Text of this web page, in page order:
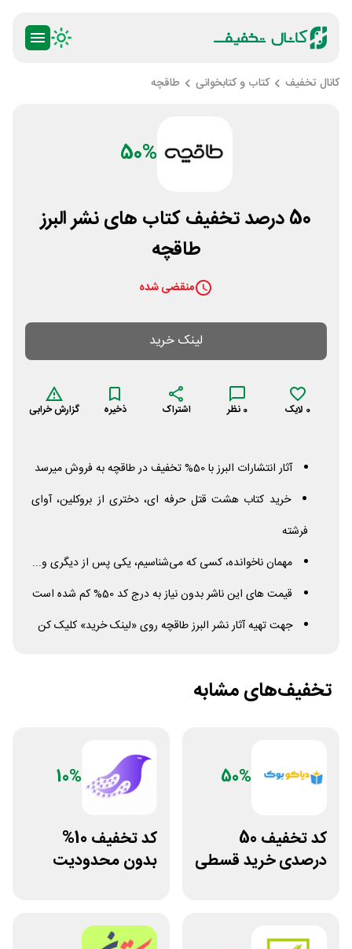
کانال تخفیف کتاب و کتابخوانی طاقچه
50%
50 درصد تخفیف کتاب های نشر البرز
طاقچه
منقضی شده
لینک خرید
0 لایک 0 نظر اشتراک ذخیره گزارش خرابی
آثار انتشارات البرز با 50% تخفیف در طاقچه به فروش میرسد
خرید کتاب هشت قتل حرفه ای، دختری از بروکلین، آوای
فرشته
مهمان ناخوانده، کسی که می‌شناسیم، یکی پس از دیگری و...
قیمت های این ناشر بدون نیاز به درج کد 50% کم شده است
جهت تهیه آثار نشر البرز طاقچه روی «لینک خرید» کلیک کن
تخفیف‌های مشابه
50%
کد تخفیف 50
درصدی خرید قسطی
10%
کد تخفیف 10%
بدون محدودیت